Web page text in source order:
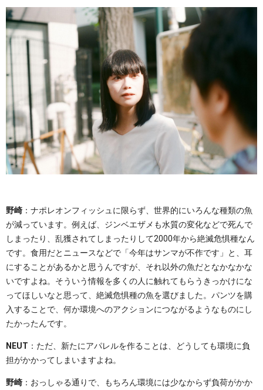
野崎 ：ナポレオンフィッシュに限らず、世界的にいろんな種類の魚
が減っています。例えば、ジンベエザメも水質の変化などで死んで
しまったり、乱獲されてしまったりして2000年から絶滅危惧種なん
です。食用だとニュースなどで「今年はサンマが不作です」と、耳
にすることがあるかと思うんですが、それ以外の魚だとなかなかな
いですよね。そういう情報を多くの人に触れてもらうきっかけにな
ってほしいなと思って、絶滅危惧種の魚を選びました。パンツを購
入することで、何か環境へのアクションにつながるようなものにし
たかったんです。
NEUT ：ただ、新たにアパレルを作ることは、どうしても環境に負
担がかかってしまいますよね。
野崎 ：おっしゃる通りで、もちろん環境には少なからず負荷がかか